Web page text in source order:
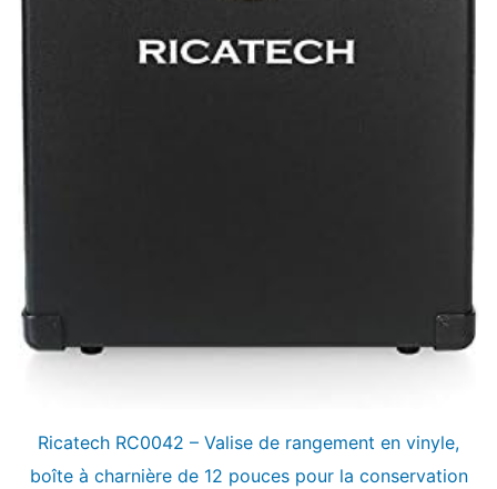
Ricatech RC0042 – Valise de rangement en vinyle,
boîte à charnière de 12 pouces pour la conservation